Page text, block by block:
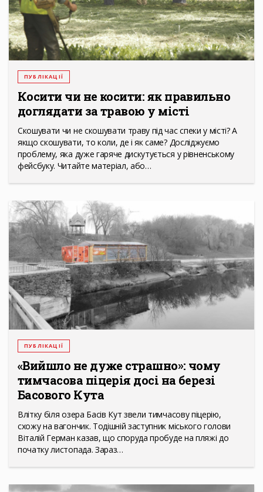
ПУБЛІКАЦІЇ
Косити чи не косити: як правильно
доглядати за травою у місті
Скошувати чи не скошувати траву під час спеки у місті? А
якщо скошувати, то коли, де і як саме? Досліджуємо
проблему, яка дуже гаряче дискутується у рівненському
фейсбуку. Читайте матеріал, або…
ПУБЛІКАЦІЇ
«Вийшло не дуже страшно»: чому
тимчасова піцерія досі на березі
Басового Кута
Влітку біля озера Басів Кут звели тимчасову піцерію,
схожу на вагончик. Тодішній заступник міського голови
Віталій Герман казав, що споруда пробуде на пляжі до
початку листопада. Зараз…